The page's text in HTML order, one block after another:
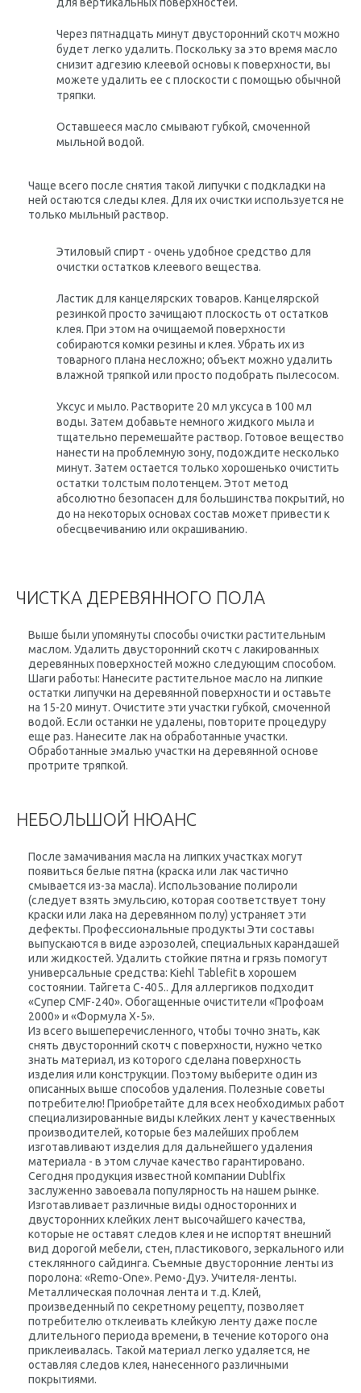
Через пятнадцать минут двусторонний скотч можно
будет легко удалить. Поскольку за это время масло
снизит адгезию клеевой основы к поверхности, вы
можете удалить ее с плоскости с помощью обычной
тряпки.
Оставшееся масло смывают губкой, смоченной
мыльной водой.
Чаще всего после снятия такой липучки с подкладки на
ней остаются следы клея. Для их очистки используется не
только мыльный раствор.
Этиловый спирт - очень удобное средство для
очистки остатков клеевого вещества.
Ластик для канцелярских товаров. Канцелярской
резинкой просто зачищают плоскость от остатков
клея. При этом на очищаемой поверхности
собираются комки резины и клея. Убрать их из
товарного плана несложно; объект можно удалить
влажной тряпкой или просто подобрать пылесосом.
Уксус и мыло. Растворите 20 мл уксуса в 100 мл
воды. Затем добавьте немного жидкого мыла и
тщательно перемешайте раствор. Готовое вещество
нанести на проблемную зону, подождите несколько
минут. Затем остается только хорошенько очистить
остатки толстым полотенцем. Этот метод
абсолютно безопасен для большинства покрытий, но
до на некоторых основах состав может привести к
обесцвечиванию или окрашиванию.
ЧИСТКА ДЕРЕВЯННОГО ПОЛА
Выше были упомянуты способы очистки растительным
маслом. Удалить двусторонний скотч с лакированных
деревянных поверхностей можно следующим способом.
Шаги работы: Нанесите растительное масло на липкие
остатки липучки на деревянной поверхности и оставьте
на 15-20 минут. Очистите эти участки губкой, смоченной
водой. Если останки не удалены, повторите процедуру
еще раз. Нанесите лак на обработанные участки.
Обработанные эмалью участки на деревянной основе
протрите тряпкой.
НЕБОЛЬШОЙ НЮАНС
После замачивания масла на липких участках могут
появиться белые пятна (краска или лак частично
смывается из-за масла). Использование полироли
(следует взять эмульсию, которая соответствует тону
краски или лака на деревянном полу) устраняет эти
дефекты. Профессиональные продукты Эти составы
выпускаются в виде аэрозолей, специальных карандашей
или жидкостей. Удалить стойкие пятна и грязь помогут
универсальные средства: Kiehl Tablefit в хорошем
состоянии. Тайгета С-405.. Для аллергиков подходит
«Супер CMF-240». Обогащенные очистители «Профоам
2000» и «Формула Х-5».
Из всего вышеперечисленного, чтобы точно знать, как
снять двусторонний скотч с поверхности, нужно четко
знать материал, из которого сделана поверхность
изделия или конструкции. Поэтому выберите один из
описанных выше способов удаления. Полезные советы
потребителю! Приобретайте для всех необходимых работ
специализированные виды клейких лент у качественных
производителей, которые без малейших проблем
изготавливают изделия для дальнейшего удаления
материала - в этом случае качество гарантировано.
Сегодня продукция известной компании Dublfix
заслуженно завоевала популярность на нашем рынке.
Изготавливает различные виды односторонних и
двусторонних клейких лент высочайшего качества,
которые не оставят следов клея и не испортят внешний
вид дорогой мебели, стен, пластикового, зеркального или
стеклянного сайдинга. Съемные двусторонние ленты из
поролона: «Remo-One». Ремо-Дуэ. Учителя-ленты.
Металлическая полочная лента и т.д. Клей,
произведенный по секретному рецепту, позволяет
потребителю отклеивать клейкую ленту даже после
длительного периода времени, в течение которого она
приклеивалась. Такой материал легко удаляется, не
оставляя следов клея, нанесенного различными
покрытиями.